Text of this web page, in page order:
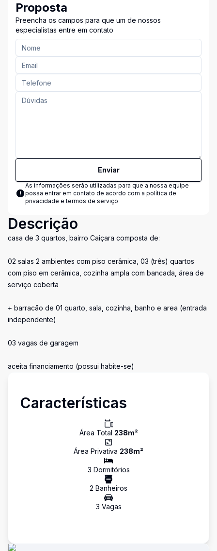
Proposta
Preencha os campos para que um de nossos
especialistas entre em contato
Enviar
As informações serão utilizadas para que a nossa equipe
possa entrar em contato de acordo com a política de
privacidade e termos de serviço
Descrição
casa de 3 quartos, bairro Caiçara composta de:
02 salas 2 ambientes com piso cerâmica, 03 (três) quartos
com piso em cerâmica, cozinha ampla com bancada, área de
serviço coberta
+ barracão de 01 quarto, sala, cozinha, banho e area (entrada
independente)
03 vagas de garagem
aceita financiamento (possui habite-se)
Características
Área Total 238m²
Área Privativa 238m²
3 Dormitórios
2 Banheiros
3 Vagas